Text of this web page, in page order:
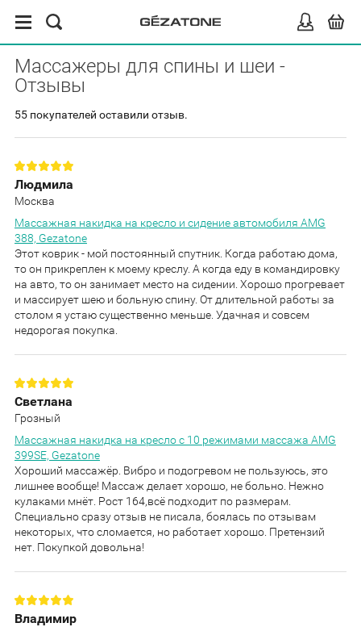
Массажеры для спины и шеи -
Отзывы
55 покупателей оставили отзыв.
Людмила
Москва
Массажная накидка на кресло и сидение автомобиля AMG
388, Gezatone
Этот коврик - мой постоянный спутник. Когда работаю дома,
то он прикреплен к моему креслу. А когда еду в командировку
на авто, то он занимает место на сидении. Хорошо прогревает
и массирует шею и больную спину. От длительной работы за
столом я устаю существенно меньше. Удачная и совсем
недорогая покупка.
Светлана
Грозный
Массажная накидка на кресло с 10 режимами массажа AMG
399SE, Gezatone
Хороший массажёр. Вибро и подогревом не пользуюсь, это
лишнее вообще! Массаж делает хорошо, не больно. Нежно
кулаками мнёт. Рост 164,всё подходит по размерам.
Специально сразу отзыв не писала, боялась по отзывам
некоторых, что сломается, но работает хорошо. Претензий
нет. Покупкой довольна!
Владимир